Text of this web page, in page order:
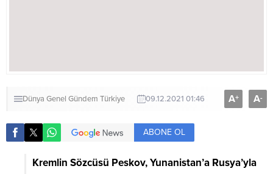
Dünya Genel Gündem Türkiye 09.12.2021 01:46 A+ A-
ABONE OL
Kremlin Sözcüsü Peskov, Yunanistan’a Rusya’yla